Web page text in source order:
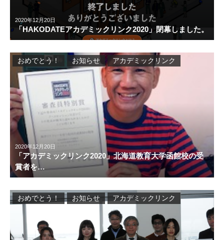
2020年12月20日
「HAKODATEアカデミックリンク2020」閉幕しました。
2020年12月20日
「アカデミックリンク2020」北海道教育大学函館校の受
賞者を…
おめでとう！ お知らせ アカデミックリンク
おめでとう！ お知らせ アカデミックリンク